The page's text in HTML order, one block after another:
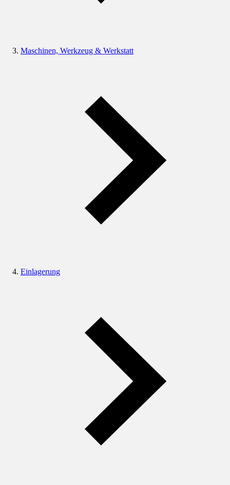
Maschinen, Werkzeug & Werkstatt
Einlagerung